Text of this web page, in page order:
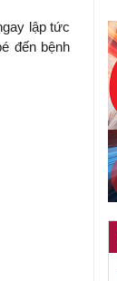
lập tức
đến bệnh